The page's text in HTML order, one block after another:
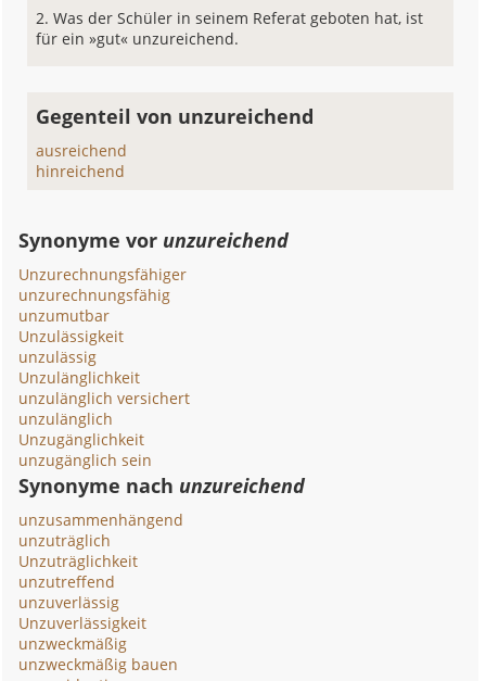
Was der Schüler in seinem Referat geboten hat, ist
für ein »gut« unzureichend.
Gegenteil von unzureichend
ausreichend
hinreichend
Synonyme vor unzureichend
Unzurechnungsfähiger
unzurechnungsfähig
unzumutbar
Unzulässigkeit
unzulässig
Unzulänglichkeit
unzulänglich versichert
unzulänglich
Unzugänglichkeit
unzugänglich sein
Synonyme nach unzureichend
unzusammenhängend
unzuträglich
Unzuträglichkeit
unzutreffend
unzuverlässig
Unzuverlässigkeit
unzweckmäßig
unzweckmäßig bauen